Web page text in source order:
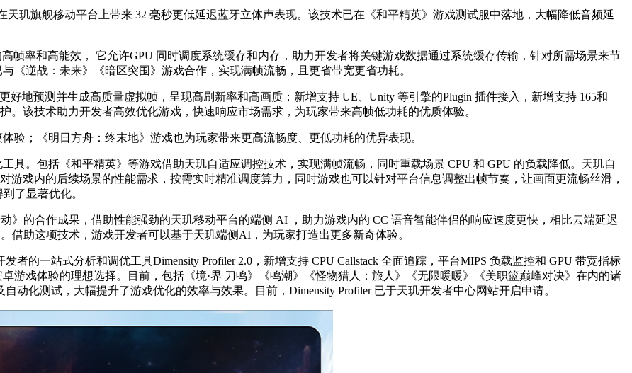
玑旗舰移动平台上带来 32 毫秒更低延迟蓝牙立体声表现。该技术已在《和平精英》游戏测试服中落地，大幅降低音频延
率和高能效， 它允许GPU 同时调度系统缓存和内存，助力开发者将关键游戏数据通过系统缓存传输，针对所需场景来节
《逆战：未来》《暗区突围》游戏合作，实现满帧流畅，且更省带宽更省功耗。
地预测并生成高质量虚拟帧，呈现高刷新率和高画质；新增支持 UE、Unity 等引擎的Plugin 插件接入，新增支持 165和
。该技术助力开发者高效优化游戏，快速响应市场需求，为玩家带来高帧低功耗的优质体验。
；《明日方舟：终末地》游戏也为玩家带来更高流畅度、更低功耗的优异表现。
。包括《和平精英》等游戏借助天玑自适应调控技术，实现满帧流畅，同时重载场景 CPU 和 GPU 的负载降低。天玑自
游戏内的后续场景的性能需求，按需实时精准调度算力，同时游戏也可以针对平台信息调整出帧节奏，让画面更流畅丝滑，
了显著优化。
的合作成果，借助性能强劲的天玑移动平台的端侧 AI ，助力游戏内的 CC 语音智能伴侣的响应速度更快，相比云端延迟
借助这项技术，游戏开发者可以基于天玑端侧AI，为玩家打造出更多新奇体验。
的一站式分析和调优工具Dimensity Profiler 2.0，新增支持 CPU Callstack 全面追踪，平台MIPS 负载监控和 GPU 带宽指标
游戏体验的理想选择。目前，包括《境·界 刀鸣》《鸣潮》《怪物猎人：旅人》《无限暖暖》《美职篮巅峰对决》在内的诸
动化测试，大幅提升了游戏优化的效率与效果。目前，Dimensity Profiler 已于天玑开发者中心网站开启申请。